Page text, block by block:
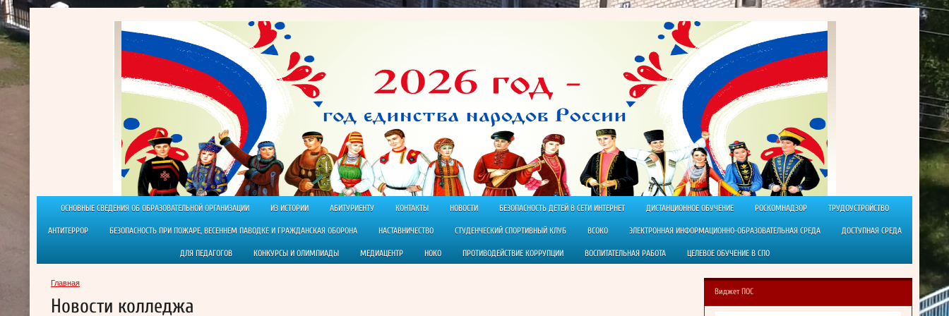
ОСНОВНЫЕ СВЕДЕНИЯ ОБ ОБРАЗОВАТЕЛЬНОЙ ОРГАНИЗАЦИИ ИЗ ИСТОРИИ АБИТУРИЕНТУ КОНТАКТЫ НОВОСТИ БЕЗОПАСНОСТЬ ДЕТЕЙ В СЕТИ ИНТЕРНЕТ ДИСТАНЦИОННОЕ ОБУЧЕНИЕ РОСКОМНАДЗОР ТРУДОУСТРОЙСТВО
АНТИТЕРРОР БЕЗОПАСНОСТЬ ПРИ ПОЖАРЕ, ВЕСЕННЕМ ПАВОДКЕ И ГРАЖДАНСКАЯ ОБОРОНА НАСТАВНИЧЕСТВО СТУДЕНЧЕСКИЙ СПОРТИВНЫЙ КЛУБ ВСОКО ЭЛЕКТРОННАЯ ИНФОРМАЦИОННО-ОБРАЗОВАТЕЛЬНАЯ СРЕДА ДОСТУПНАЯ СРЕДА
ДЛЯ ПЕДАГОГОВ КОНКУРСЫ И ОЛИМПИАДЫ МЕДИАЦЕНТР НОКО ПРОТИВОДЕЙСТВИЕ КОРРУПЦИИ ВОСПИТАТЕЛЬНАЯ РАБОТА ЦЕЛЕВОЕ ОБУЧЕНИЕ В СПО
Главная
Новости колледжа
Виджет ПОС